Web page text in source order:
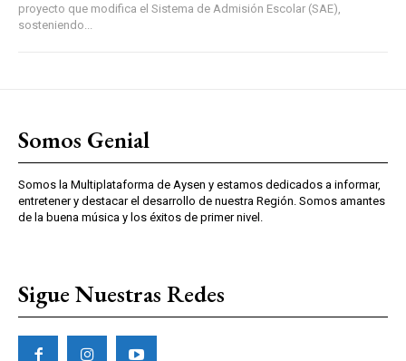
proyecto que modifica el Sistema de Admisión Escolar (SAE),
sosteniendo...
Somos Genial
Somos la Multiplataforma de Aysen y estamos dedicados a informar,
entretener y destacar el desarrollo de nuestra Región. Somos amantes
de la buena música y los éxitos de primer nivel.
Sigue Nuestras Redes